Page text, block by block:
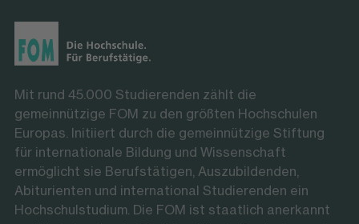
Mit rund 45.000 Studierenden zählt die
gemeinnützige FOM zu den größten Hochschulen
Europas. Initiiert durch die gemeinnützige Stiftung
für internationale Bildung und Wissenschaft
ermöglicht sie Berufstätigen, Auszubildenden,
Abiturienten und international Studierenden ein
Hochschulstudium. Die FOM ist staatlich anerkannt